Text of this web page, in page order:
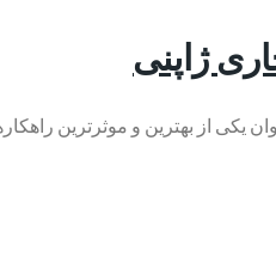
ژاپنی
یکی از بهترین و موثرترین